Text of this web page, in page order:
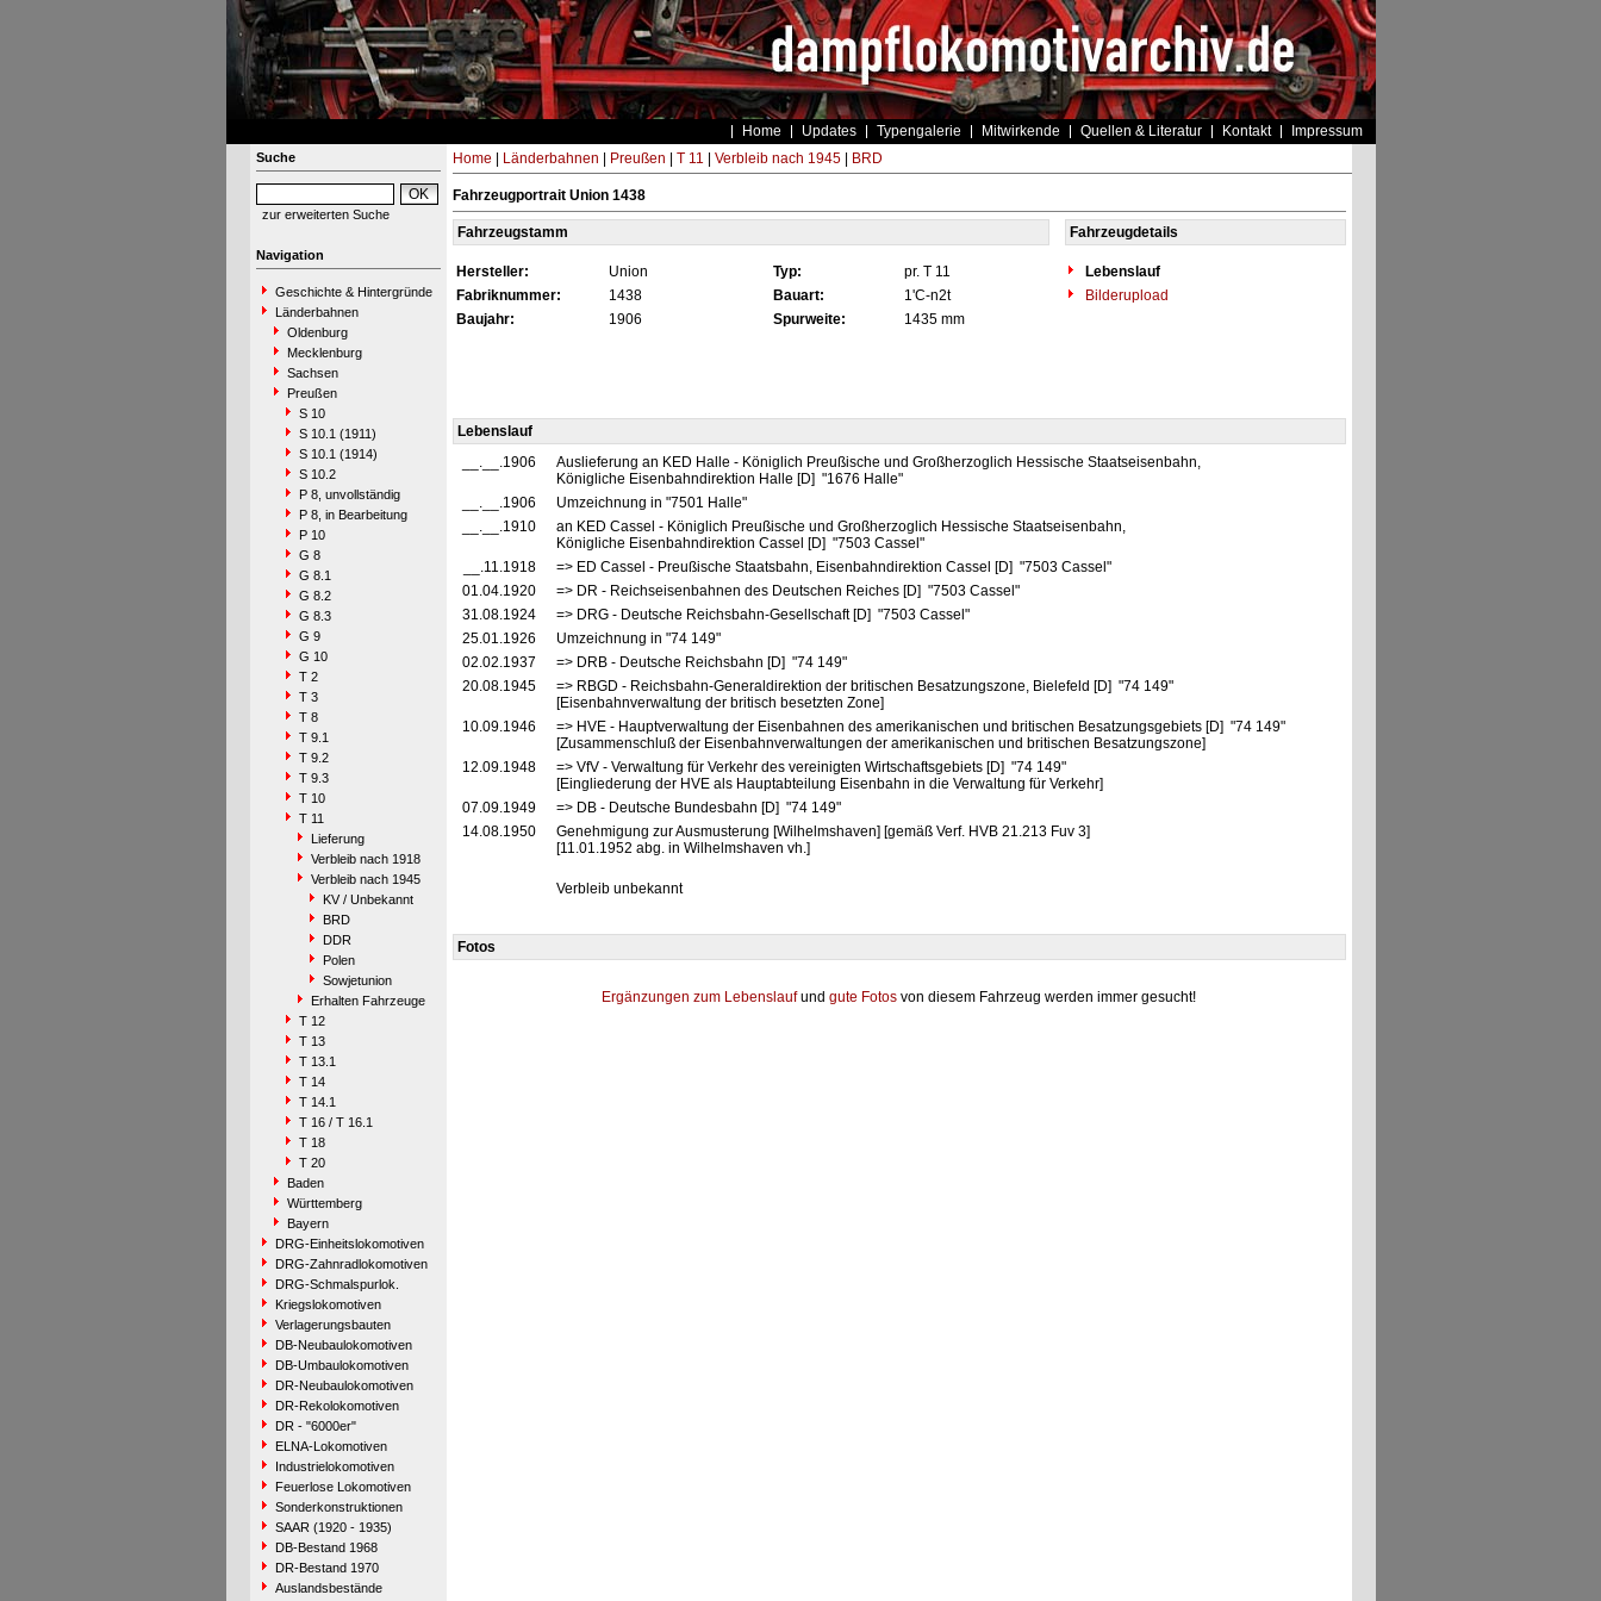
Home Updates Typengalerie Mitwirkende Quellen & Literatur Kontakt Impressum
Suche
zur erweiterten Suche
Navigation
Geschichte & Hintergründe
Länderbahnen
Oldenburg
Mecklenburg
Sachsen
Preußen
S 10
S 10.1 (1911)
S 10.1 (1914)
S 10.2
P 8, unvollständig
P 8, in Bearbeitung
P 10
G 8
G 8.1
G 8.2
G 8.3
G 9
G 10
T 2
T 3
T 8
T 9.1
T 9.2
T 9.3
T 10
T 11
Lieferung
Verbleib nach 1918
Verbleib nach 1945
KV / Unbekannt
BRD
DDR
Polen
Sowjetunion
Erhalten Fahrzeuge
T 12
T 13
T 13.1
T 14
T 14.1
T 16 / T 16.1
T 18
T 20
Baden
Württemberg
Bayern
DRG-Einheitslokomotiven
DRG-Zahnradlokomotiven
DRG-Schmalspurlok.
Kriegslokomotiven
Verlagerungsbauten
DB-Neubaulokomotiven
DB-Umbaulokomotiven
DR-Neubaulokomotiven
DR-Rekolokomotiven
DR - "6000er"
ELNA-Lokomotiven
Industrielokomotiven
Feuerlose Lokomotiven
Sonderkonstruktionen
SAAR (1920 - 1935)
DB-Bestand 1968
DR-Bestand 1970
Auslandsbestände
Home Länderbahnen Preußen T 11 Verbleib nach 1945| BRD
Fahrzeugportrait Union 1438
Fahrzeugstamm Fahrzeugdetails
Hersteller: Union Typ: pr. T 11
Lebenslauf
Fabriknummer:
1438 Bauart: 1'C-n2t
Bilderupload
Baujahr:
1906 Spurweite: 1435 mm
Lebenslauf
__.__.1906
Auslieferung an KED Halle - Königlich Preußische und Großherzoglich Hessische Staatseisenbahn,
Königliche Eisenbahndirektion Halle [D] "1676 Halle"
__.__.1906
Umzeichnung in "7501 Halle"
__.__.1910
an KED Cassel - Königlich Preußische und Großherzoglich Hessische Staatseisenbahn,
Königliche Eisenbahndirektion Cassel [D] "7503 Cassel"
__.11.1918
=> ED Cassel - Preußische Staatsbahn, Eisenbahndirektion Cassel [D] "7503 Cassel"
01.04.1920
=> DR - Reichseisenbahnen des Deutschen Reiches [D] "7503 Cassel"
31.08.1924
=> DRG - Deutsche Reichsbahn-Gesellschaft [D] "7503 Cassel"
25.01.1926
Umzeichnung in "74 149"
02.02.1937
=> DRB - Deutsche Reichsbahn [D] "74 149"
20.08.1945
=> RBGD - Reichsbahn-Generaldirektion der britischen Besatzungszone, Bielefeld [D] "74 149"
[Eisenbahnverwaltung der britisch besetzten Zone]
10.09.1946
=> HVE - Hauptverwaltung der Eisenbahnen des amerikanischen und britischen Besatzungsgebiets [D] "74 149"
[Zusammenschluß der Eisenbahnverwaltungen der amerikanischen und britischen Besatzungszone]
12.09.1948
=> VfV - Verwaltung für Verkehr des vereinigten Wirtschaftsgebiets [D] "74 149"
[Eingliederung der HVE als Hauptabteilung Eisenbahn in die Verwaltung für Verkehr]
07.09.1949
=> DB - Deutsche Bundesbahn [D] "74 149"
14.08.1950
Genehmigung zur Ausmusterung [Wilhelmshaven] [gemäß Verf. HVB 21.213 Fuv 3]
[11.01.1952 abg. in Wilhelmshaven vh.]
Verbleib unbekannt
Fotos
Ergänzungen zum Lebenslaufund gute Fotos von diesem Fahrzeug werden immer gesucht!